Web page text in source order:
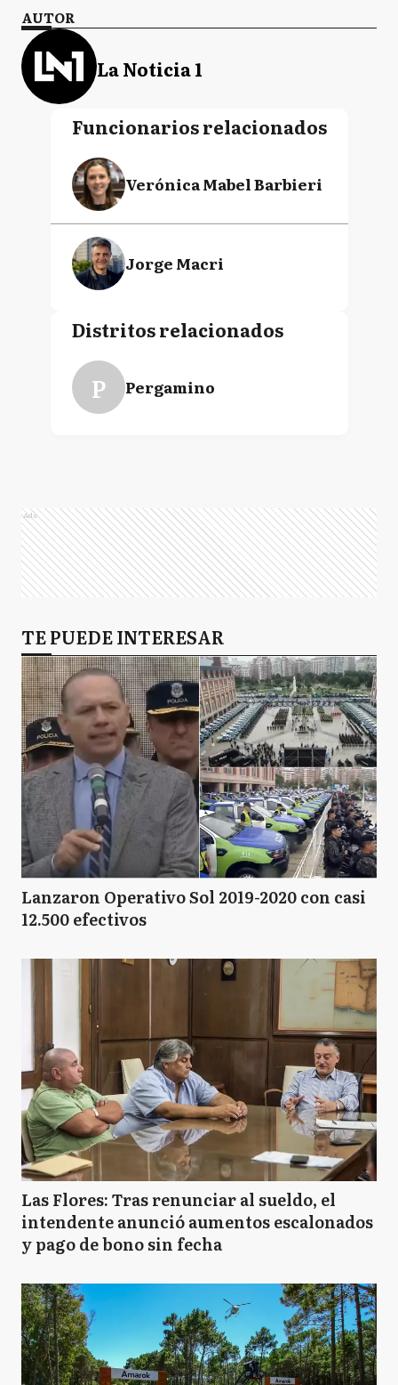
AUTOR
La Noticia 1
Funcionarios relacionados
Verónica Mabel Barbieri
Jorge Macri
Distritos relacionados
P Pergamino
Ads
TE PUEDE INTERESAR
Lanzaron Operativo Sol 2019-2020 con casi
12.500 efectivos
Las Flores: Tras renunciar al sueldo, el
intendente anunció aumentos escalonados
y pago de bono sin fecha